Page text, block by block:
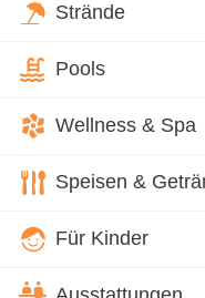
Strände
Pools
Wellness & Spa
Speisen &
Für Kinder